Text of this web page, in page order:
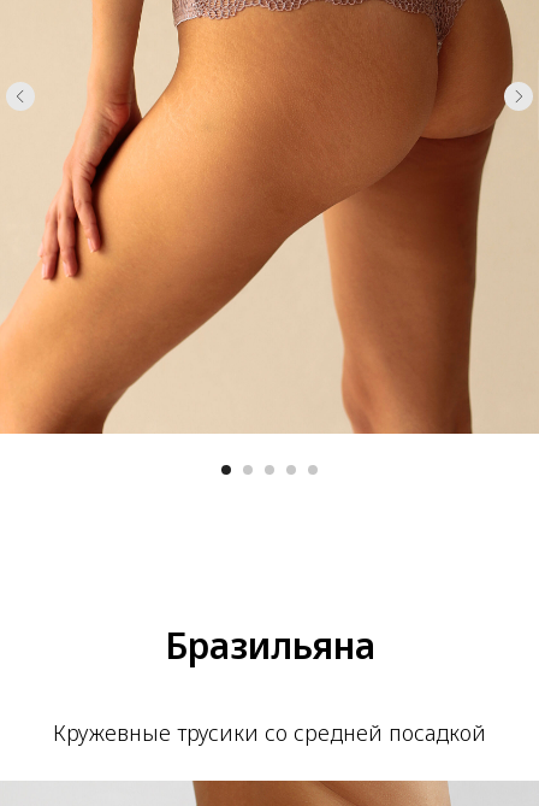
Бразильяна
Кружевные трусики со средней посадкой